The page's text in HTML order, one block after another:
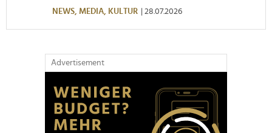
NEWS, MEDIA, KULTUR | 28.07.2026
Advertisement